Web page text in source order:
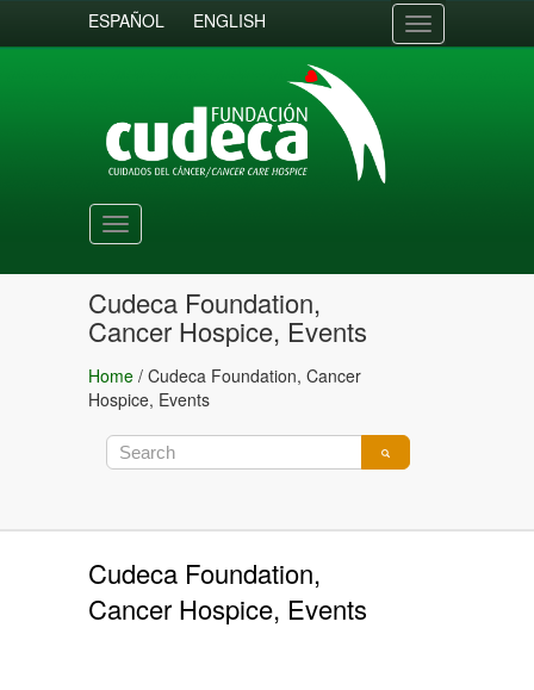
ESPAÑOL ENGLISH
Toggle
navigation
Toggle
navigation
Cudeca Foundation,
Cancer Hospice, Events
Home / Cudeca Foundation, Cancer
Hospice, Events
Cudeca Foundation,
Cancer Hospice, Events